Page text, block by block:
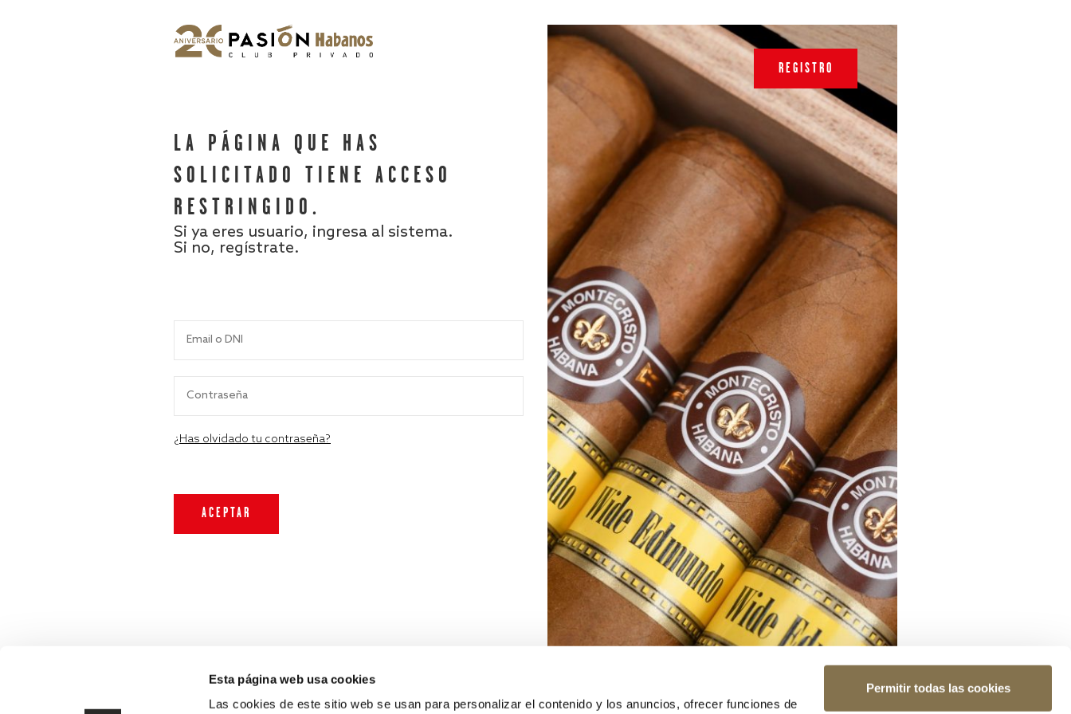
Esta página web usa cookies
Las cookies de este sitio web se usan para personalizar el contenido y los anuncios, ofrecer funciones de
Permitir todas las cookies
LA PÁGINA QUE HAS
SOLICITADO TIENE ACCESO
RESTRINGIDO.
Si ya eres usuario, ingresa al sistema.
Si no, regístrate.
¿Has olvidado tu contraseña?
REGISTRO